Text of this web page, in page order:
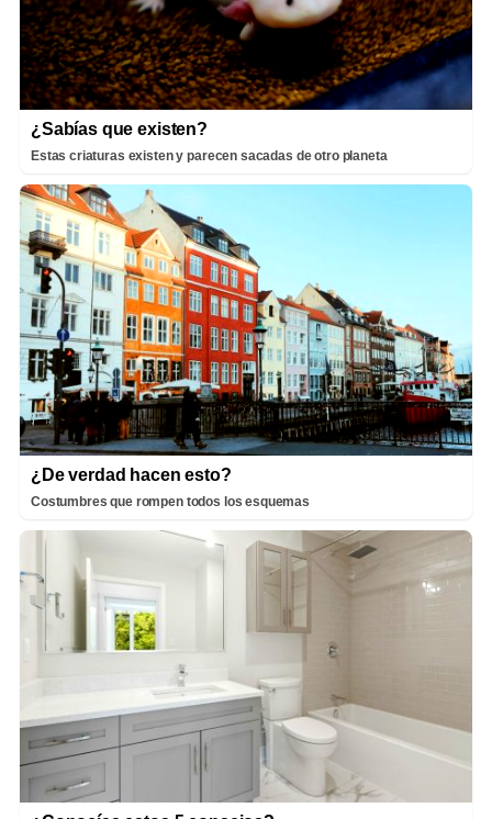
¿Sabías que existen?
Estas criaturas existen y parecen sacadas de otro planeta
¿De verdad hacen esto?
Costumbres que rompen todos los esquemas